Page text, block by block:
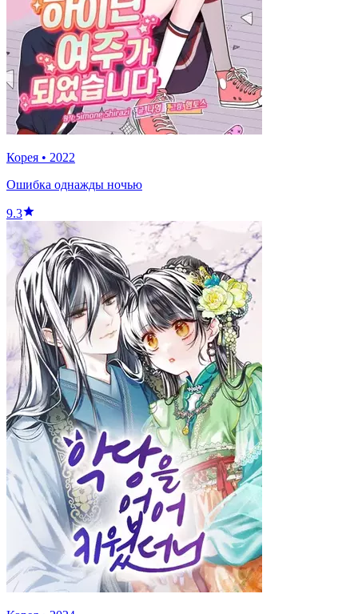
Корея • 2022
Ошибка однажды ночью
9.3